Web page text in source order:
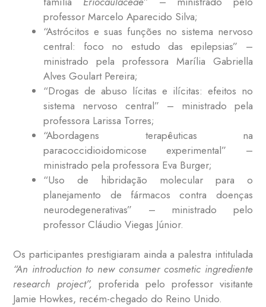
professor Marcelo Aparecido Silva;
“Astrócitos e suas funções no sistema nervoso
central: foco no estudo das epilepsias” –
ministrado pela professora Marília Gabriella
Alves Goulart Pereira;
“Drogas de abuso lícitas e ilícitas: efeitos no
sistema nervoso central” – ministrado pela
professora Larissa Torres;
“Abordagens terapêuticas na
paracoccidioidomicose experimental” –
ministrado pela professora Eva Burger;
“Uso de hibridação molecular para o
planejamento de fármacos contra doenças
neurodegenerativas” – ministrado pelo
professor Cláudio Viegas Júnior.
Os participantes prestigiaram ainda a palestra intitulada
“An introduction to new consumer cosmetic ingrediente
research project”, proferida pelo professor visitante
Jamie Howkes, recém-chegado do Reino Unido.